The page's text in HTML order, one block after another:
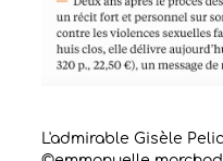
L'admirable Gisèle